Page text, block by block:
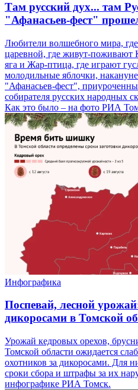
Там русский дух... там
"Афанасьев-фест"
Любители волшебного мира,
царевной, где живут-поживают
яга и Жар-птица, где играют
молодильные яблочки,
"Афанасьев-фест",
собирателя русских народных
Как это было – на фото РИА
Инфографика
Поспевай, лесной
дикоросами в Томской
Урожай кедровых орехов,
Томской области ожидается
охотников за дикоросами. Для
сроки сбора и штрафы за их
инфографике РИА Томск.